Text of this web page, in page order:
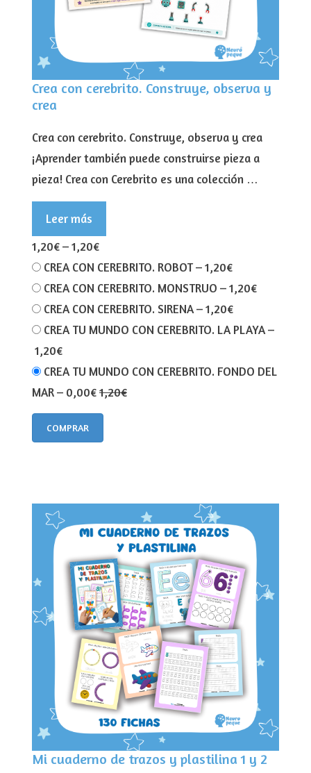
Crea con cerebrito. Construye, observa y
crea
Crea con cerebrito. Construye, observa y crea
¡Aprender también puede construirse pieza a
pieza! Crea con Cerebrito es una colección …
Leer más
1,20€–1,20€
CREA CON CEREBRITO. ROBOT–1,20€
CREA CON CEREBRITO. MONSTRUO –1,20€
CREA CON CEREBRITO. SIRENA–1,20€
CREA TU MUNDO CON CEREBRITO. LA PLAYA–
1,20€
CREA TU MUNDO CON CEREBRITO. FONDO DEL
MAR– 0,00€1,20€
COMPRAR
Mi cuaderno de trazos y plastilina 1 y 2